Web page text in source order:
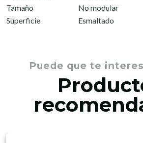
Tamaño
No modular
Superficie
Esmaltado
Puede que te